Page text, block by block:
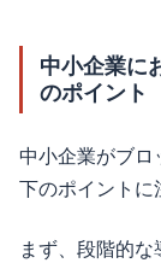
中小企業に
のポイント
中小企業がブロ
下のポイントに
まず、段階的